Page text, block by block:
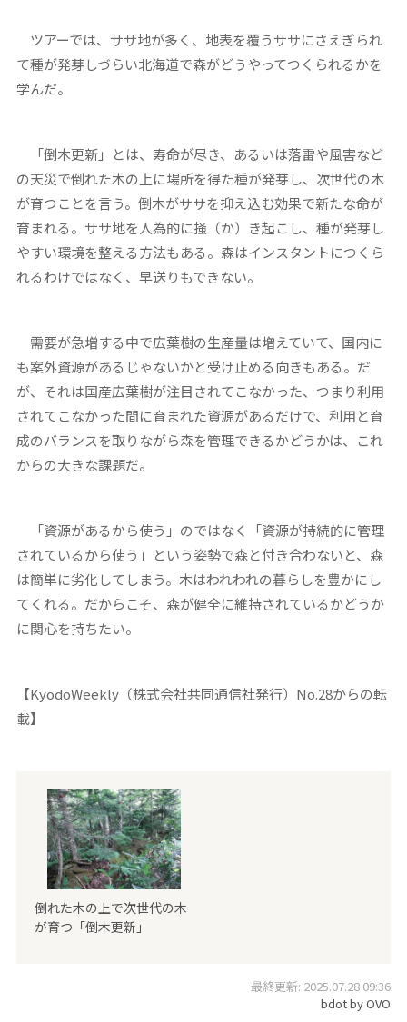
ツアーでは、ササ地が多く、地表を覆うササにさえぎられ
て種が発芽しづらい北海道で森がどうやってつくられるかを
学んだ。
「倒木更新」とは、寿命が尽き、あるいは落雷や風害など
の天災で倒れた木の上に場所を得た種が発芽し、次世代の木
が育つことを言う。倒木がササを抑え込む効果で新たな命が
育まれる。ササ地を人為的に掻（か）き起こし、種が発芽し
やすい環境を整える方法もある。森はインスタントにつくら
れるわけではなく、早送りもできない。
需要が急増する中で広葉樹の生産量は増えていて、国内に
も案外資源があるじゃないかと受け止める向きもある。だ
が、それは国産広葉樹が注目されてこなかった、つまり利用
されてこなかった間に育まれた資源があるだけで、利用と育
成のバランスを取りながら森を管理できるかどうかは、これ
からの大きな課題だ。
「資源があるから使う」のではなく「資源が持続的に管理
されているから使う」という姿勢で森と付き合わないと、森
は簡単に劣化してしまう。木はわれわれの暮らしを豊かにし
てくれる。だからこそ、森が健全に維持されているかどうか
に関心を持ちたい。
【KyodoWeekly（株式会社共同通信社発行）No.28からの転
載】
倒れた木の上で次世代の木
が育つ「倒木更新」
最終更新: 2025.07.28 09:36
bdot by OVO